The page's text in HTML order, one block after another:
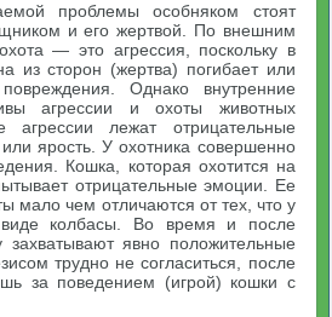
проблемы особняком стоят
и его жертвой. По внешним
— это агрессия, поскольку в
из сторон (жертва) погибает или
Однако внутренние
агрессии и охоты животных
агрессии лежат отрицательные
ярость. У охотника совершенно
Кошка, которая охотится на
отрицательные эмоции. Ее
мало чем отличаются от тех, что у
колбасы. Во время и после
захватывают явно положительные
трудно не согласиться, после
за поведением (игрой) кошки с